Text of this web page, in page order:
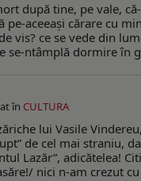
după tine, pe vale,
aceeaşi cărare cu
vis? ce se vede din
se-ntâmplă dormire în
în CULTURA
lui Vasile
de cel mai straniu,
Lazăr”, adicătelea!
nici n-am crezut